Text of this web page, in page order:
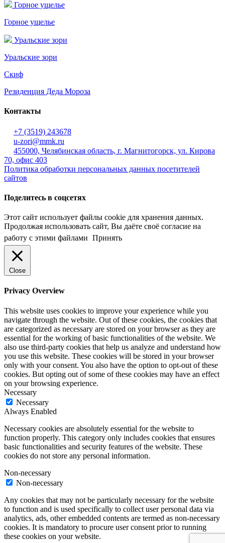
Горное ущелье
Горное ущелье
Уральские зори
Уральские зори
Скиф
Резиденция Деда Мороза
Контакты
+7 (3519) 243678
u-zori@mmk.ru
455000, Челябинская область, г. Магнитогорск, ул. Кирова
70, офис 403
Политика обработки персональных данных посетителей
сайтов
Поделитесь в соцсетях
Этот сайт использует файлы cookie для хранения данных.
Продолжая использовать сайт, Вы даёте своё согласие на
работу с этими файлами Принять
Close
Privacy Overview
This website uses cookies to improve your experience while you
navigate through the website. Out of these cookies, the cookies that
are categorized as necessary are stored on your browser as they are
essential for the working of basic functionalities of the website. We
also use third-party cookies that help us analyze and understand how
you use this website. These cookies will be stored in your browser
only with your consent. You also have the option to opt-out of these
cookies. But opting out of some of these cookies may have an effect
on your browsing experience.
Necessary
Necessary
Always Enabled
Necessary cookies are absolutely essential for the website to
function properly. This category only includes cookies that ensures
basic functionalities and security features of the website. These
cookies do not store any personal information.
Non-necessary
Non-necessary
Any cookies that may not be particularly necessary for the website
to function and is used specifically to collect user personal data via
analytics, ads, other embedded contents are termed as non-necessary
cookies. It is mandatory to procure user consent prior to running
these cookies on your website.